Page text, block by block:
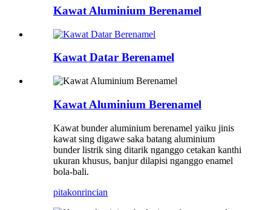
Kawat Aluminium Berenamel
Kawat Datar Berenamel
Kawat Aluminium Berenamel
Kawat bunder aluminium berenamel yaiku jinis
kawat sing digawe saka batang aluminium
bunder listrik sing ditarik nganggo cetakan kanthi
ukuran khusus, banjur dilapisi nganggo enamel
bola-bali.
pitakonrincian